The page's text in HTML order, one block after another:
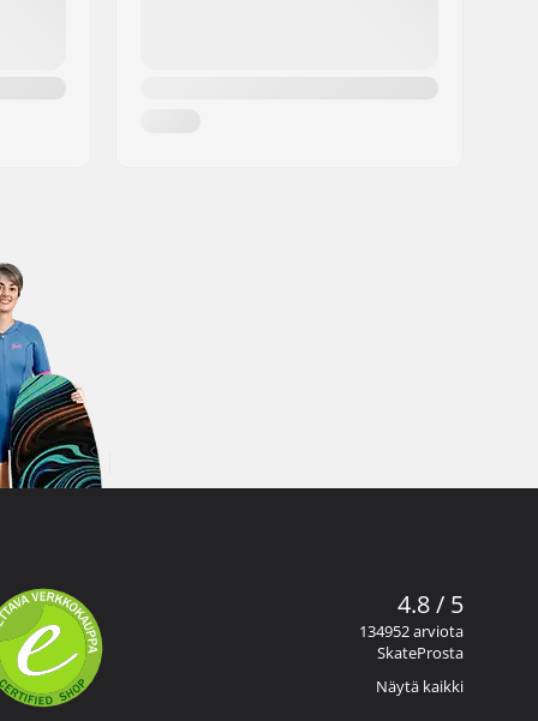
4.8 / 5
134952 arviota
SkateProsta
Näytä kaikki